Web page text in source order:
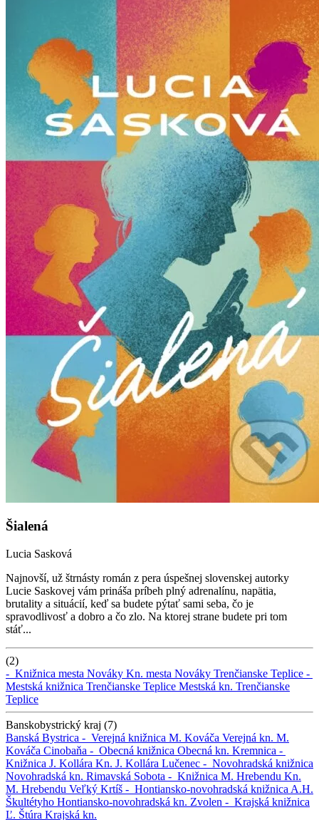
Šialená
Lucia Sasková
Najnovší, už štrnásty román z pera úspešnej slovenskej autorky
Lucie Saskovej vám prináša príbeh plný adrenalínu, napätia,
brutality a situácií, keď sa budete pýtať sami seba, čo je
spravodlivosť a dobro a čo zlo. Na ktorej strane budete pri tom
stáť...
(2)
- Knižnica mesta Nováky Kn. mesta Nováky Trenčianske Teplice -
Mestská knižnica Trenčianske Teplice Mestská kn. Trenčianske
Teplice
Banskobystrický kraj (7)
Banská Bystrica - Verejná knižnica M. Kováča Verejná kn. M.
Kováča Cinobaňa - Obecná knižnica Obecná kn. Kremnica -
Knižnica J. Kollára Kn. J. Kollára Lučenec - Novohradská knižnica
Novohradská kn. Rimavská Sobota - Knižnica M. Hrebendu Kn.
M. Hrebendu Veľký Krtíš - Hontiansko-novohradská knižnica A.H.
Škultétyho Hontiansko-novohradská kn. Zvolen - Krajská knižnica
Ľ. Štúra Krajská kn.